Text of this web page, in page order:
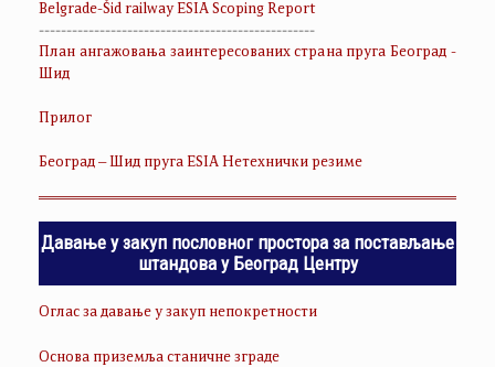
Belgrade-Šid railway ESIA Scoping Report
--------------------------------------------------
План ангажовања заинтересованих страна пруга Београд -
Шид
Прилог
Београд – Шид пруга ESIA Нетехнички резиме
Давање у закуп пословног простора за постављање
штандова у Београд Центру
Оглас за давање у закуп непокретности
Основа приземља станичне зграде